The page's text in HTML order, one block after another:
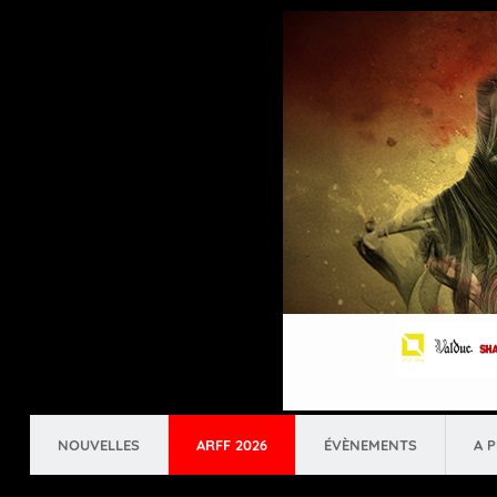
NOUVELLES ARFF 2026 ÉVÈNEMENTS A